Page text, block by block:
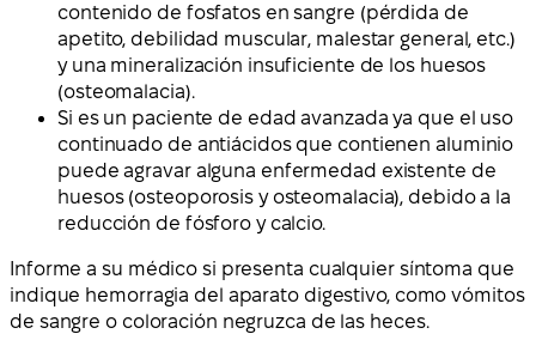
contenido de fosfatos en sangre (pérdida de
apetito, debilidad muscular, malestar general, etc.)
y una mineralización insuficiente de los huesos
(osteomalacia).
Si es un paciente de edad avanzada ya que el uso
continuado de antiácidos que contienen aluminio
puede agravar alguna enfermedad existente de
huesos (osteoporosis y osteomalacia), debido a la
reducción de fósforo y calcio.
Informe a su médico si presenta cualquier síntoma que
indique hemorragia del aparato digestivo, como vómitos
de sangre o coloración negruzca de las heces.